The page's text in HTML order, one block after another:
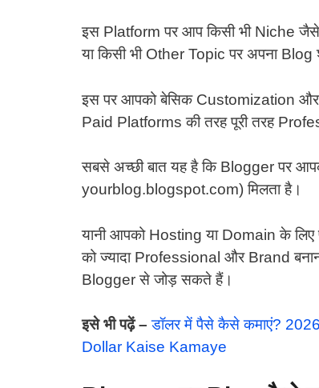
इस Platform पर आप किसी भी Niche
या किसी भी Other Topic पर अपना
इस पर आपको बेसिक Customization
Paid Platforms की तरह पूरी तरह
सबसे अच्छी बात यह है कि Blogger पर
yourblog.blogspot.com) मिलता है।
यानी आपको Hosting या Domain के लिए
को ज्यादा Professional और Brand
Blogger से जोड़ सकते हैं।
इसे भी पढ़ें – डॉलर में पैसे कैसे कमाएं?
Dollar Kaise Kamaye